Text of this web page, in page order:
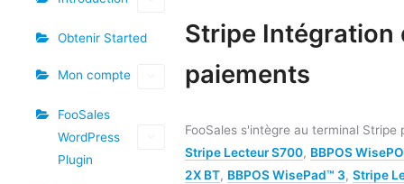
Obtenir Started
Mon compte
FooSales
WordPress
Plugin
Stripe Intégration
paiements
FooSales s'intègre au terminal Stripe
Stripe Lecteur S700, BBPOS
2X BT, BBPOS WisePad™ 3, Stripe
Étiquettes
navigation